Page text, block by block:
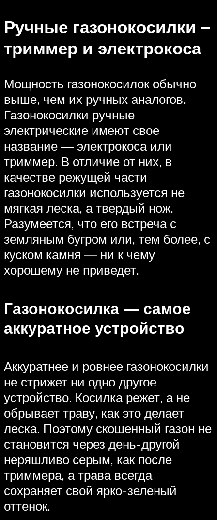
Ручные газонокосилки –
триммер и электрокоса
Мощность газонокосилок обычно
выше, чем их ручных аналогов.
Газонокосилки ручные
электрические имеют свое
название — электрокоса или
триммер. В отличие от них, в
качестве режущей части
газонокосилки используется не
мягкая леска, а твердый нож.
Разумеется, что его встреча с
земляным бугром или, тем более, с
куском камня — ни к чему
хорошему не приведет.
Газонокосилка — самое
аккуратное устройство
Аккуратнее и ровнее газонокосилки
не стрижет ни одно другое
устройство. Косилка режет, а не
обрывает траву, как это делает
леска. Поэтому скошенный газон не
становится через день-другой
неряшливо серым, как после
триммера, а трава всегда
сохраняет свой ярко-зеленый
оттенок.